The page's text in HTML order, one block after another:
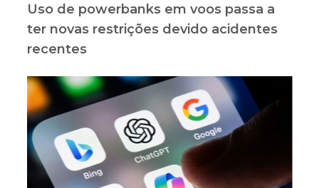
Uso de powerbanks em voos passa a
ter novas restrições devido acidentes
recentes